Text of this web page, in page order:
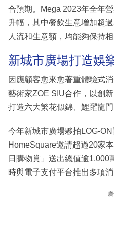
合預期。Mega 2023年全年
升幅，其中餐飲生意增加超
人流和生意額，均能夠保持相
新城市廣場打造娛
因應顧客愈來愈著重體驗式
藝術家ZOE SIU合作，以創
打造六大繁花似錦、鯉躍龍門
今年新城市廣場夥拍LOG-
HomeSquare邀請超過20家
日購物賞」送出總值逾1,000
時與電子支付平台推出多項消